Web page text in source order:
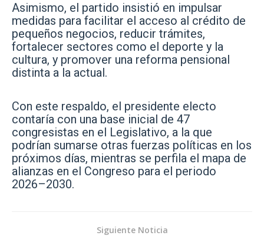
Asimismo, el partido insistió en impulsar
medidas para facilitar el acceso al crédito de
pequeños negocios, reducir trámites,
fortalecer sectores como el deporte y la
cultura, y promover una reforma pensional
distinta a la actual.
Con este respaldo, el presidente electo
contaría con una base inicial de 47
congresistas en el Legislativo, a la que
podrían sumarse otras fuerzas políticas en los
próximos días, mientras se perfila el mapa de
alianzas en el Congreso para el periodo
2026–2030.
Siguiente Noticia